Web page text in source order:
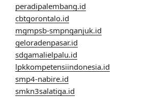
peradipalembang.id
cbtgorontalo.id
mgmpsb-smpnganjuk.id
geloradenpasar.id
sdgamalielpalu.id
lpkkompetensiindonesia.id
smp4-nabire.id
smkn3salatiga.id